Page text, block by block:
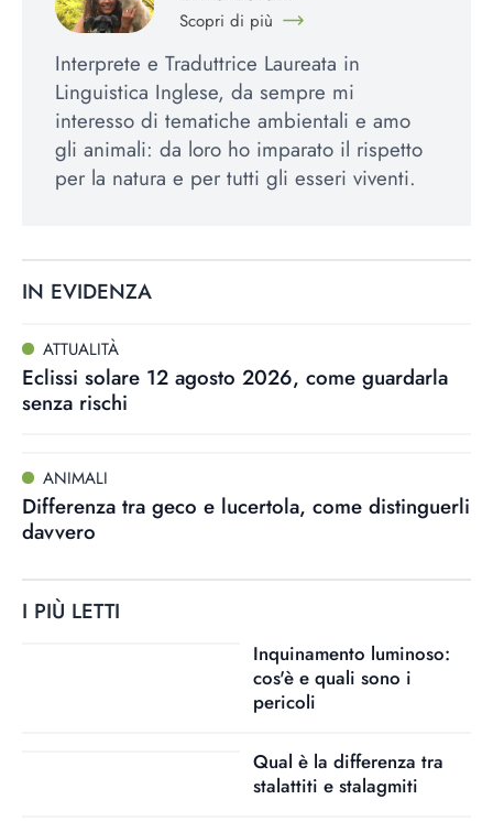
Scopri di più
Interprete e Traduttrice Laureata in
Linguistica Inglese, da sempre mi
interesso di tematiche ambientali e amo
gli animali: da loro ho imparato il rispetto
per la natura e per tutti gli esseri viventi.
IN EVIDENZA
ATTUALITÀ
Eclissi solare 12 agosto 2026, come guardarla
senza rischi
ANIMALI
Differenza tra geco e lucertola, come distinguerli
davvero
I PIÙ LETTI
Inquinamento luminoso:
cos'è e quali sono i
pericoli
Qual è la differenza tra
stalattiti e stalagmiti